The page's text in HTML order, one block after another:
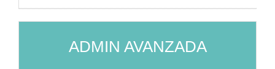
ADMIN AVANZADA